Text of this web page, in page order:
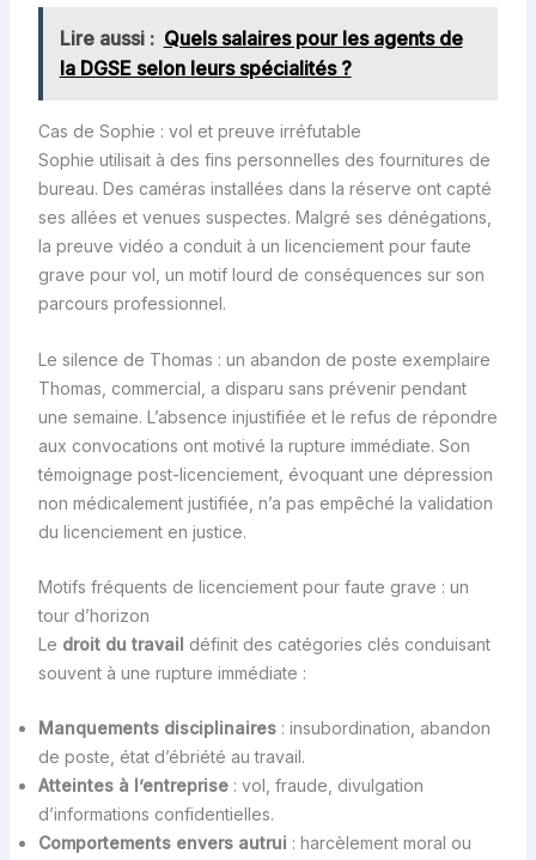
Lire aussi : Quels salaires pour les agents de
la DGSE selon leurs spécialités ?
Cas de Sophie : vol et preuve irréfutable
Sophie utilisait à des fins personnelles des fournitures de
bureau. Des caméras installées dans la réserve ont capté
ses allées et venues suspectes. Malgré ses dénégations,
la preuve vidéo a conduit à un licenciement pour faute
grave pour vol, un motif lourd de conséquences sur son
parcours professionnel.
Le silence de Thomas : un abandon de poste exemplaire
Thomas, commercial, a disparu sans prévenir pendant
une semaine. L’absence injustifiée et le refus de répondre
aux convocations ont motivé la rupture immédiate. Son
témoignage post-licenciement, évoquant une dépression
non médicalement justifiée, n’a pas empêché la validation
du licenciement en justice.
Motifs fréquents de licenciement pour faute grave : un
tour d’horizon
Le droit du travail définit des catégories clés conduisant
souvent à une rupture immédiate :
Manquements disciplinaires: insubordination, abandon
de poste, état d’ébriété au travail.
Atteintes à l’entreprise: vol, fraude, divulgation
d’informations confidentielles.
Comportements envers autrui : harcèlement moral ou